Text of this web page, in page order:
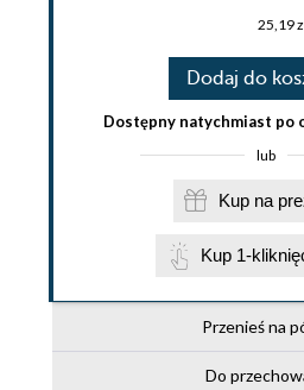
25,19
Dodaj do
Dostępny natychmiast po
lub
Kup
Kup 1-
Przenieś na
Do